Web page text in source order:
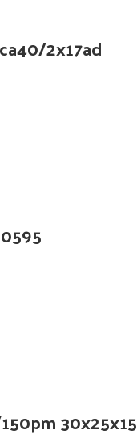
2x17ad
30x25x15